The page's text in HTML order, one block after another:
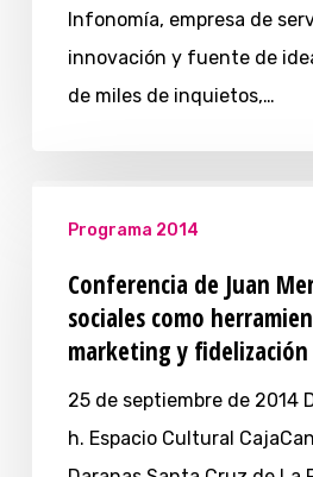
Infonomía, empresa de
innovación y fuente de
de miles de inquietos,…
Programa 2014
Conferencia de Juan
sociales como
marketing y fidelización
25 de septiembre de 2014
h. Espacio Cultural